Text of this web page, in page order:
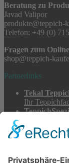
Beratung zu
Javad Valipor
produkte@teppich-
Telefon: +49 (0)
Fragen zum
shop@teppich-
Partnerlinks
Tekal
Ihr
Stadtmühle
Pyrotechnik